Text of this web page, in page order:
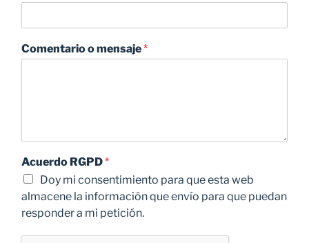
Comentario o mensaje*
Acuerdo RGPD*
Doy mi consentimiento para que esta web
almacene la información que envío para que puedan
responder a mi petición.